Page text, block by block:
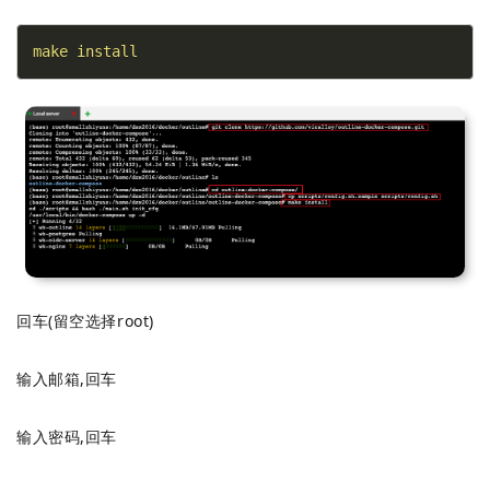
make install
回车(留空选择root)
输入邮箱,回车
输入密码,回车